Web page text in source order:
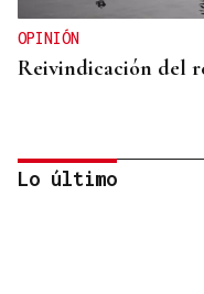
OPINIÓN
Reivindicación del
Lo último